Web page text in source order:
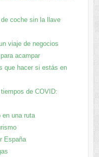
coche sin la llave
viaje de negocios
acampar
que hacer si estás en
de COVID:
en una ruta
España